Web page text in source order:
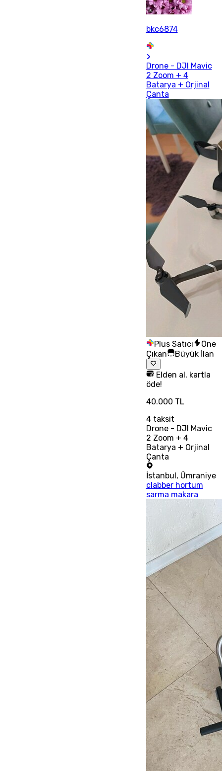
bkc6874
Drone - DJI Mavic
2 Zoom + 4
Batarya + Orjinal
Çanta
Plus Satıcı
Öne
Çıkan
Büyük İlan
Elden al, kartla
öde!
40.000 TL
4taksit
Drone - DJI Mavic
2 Zoom + 4
Batarya + Orjinal
Çanta
İstanbul , Ümraniye
clabber hortum
sarma makara